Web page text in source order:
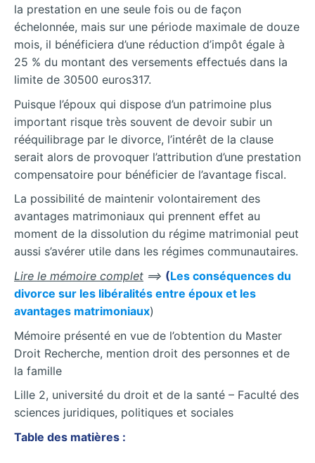
la prestation en une seule fois ou de façon
échelonnée, mais sur une période maximale de douze
mois, il bénéficiera d’une réduction d’impôt égale à
25 % du montant des versements effectués dans la
limite de 30500 euros317.
Puisque l’époux qui dispose d’un patrimoine plus
important risque très souvent de devoir subir un
rééquilibrage par le divorce, l’intérêt de la clause
serait alors de provoquer l’attribution d’une prestation
compensatoire pour bénéficier de l’avantage fiscal.
La possibilité de maintenir volontairement des
avantages matrimoniaux qui prennent effet au
moment de la dissolution du régime matrimonial peut
aussi s’avérer utile dans les régimes communautaires.
Lire le mémoire complet ==> (Les conséquences du
divorce sur les libéralités entre époux et les
avantages matrimoniaux)
Mémoire présenté en vue de l’obtention du Master
Droit Recherche, mention droit des personnes et de
la famille
Lille 2, université du droit et de la santé – Faculté des
sciences juridiques, politiques et sociales
Table des matières :